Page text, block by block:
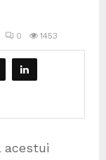
0 1453
acestui